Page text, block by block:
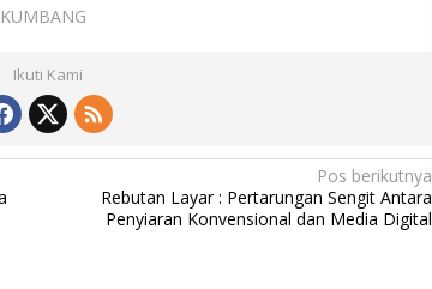
Ikuti Kami
Pos berikutnya
Rebutan Layar : Pertarungan Sengit Antara
Penyiaran Konvensional dan Media Digital